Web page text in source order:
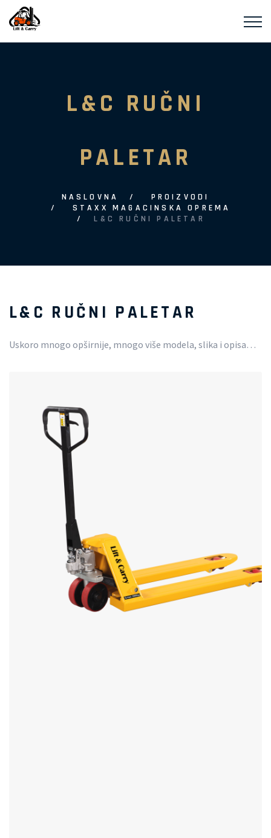
L&C RUČNI
PALETAR
NASLOVNA
PROIZVODI
STAXX MAGACINSKA OPREMA
L&C RUČNI PALETAR
L&C RUČNI PALETAR
Uskoro mnogo opširnije, mnogo više modela, slika i opisa…